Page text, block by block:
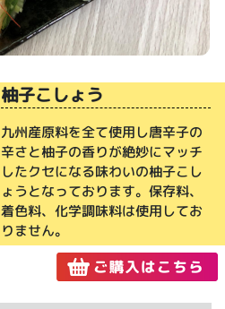
柚子こしょう
九州産原料を全て使用し唐辛子の
辛さと柚子の香りが絶妙にマッチ
したクセになる味わいの柚子こし
ょうとなっております。保存料、
着色料、化学調味料は使用してお
りません。